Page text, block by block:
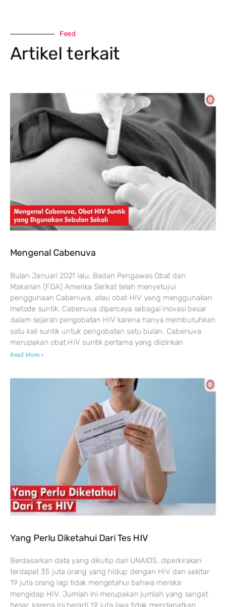
Feed
Artikel terkait
Mengenal Cabenuva
Bulan Januari 2021 lalu, Badan Pengawas Obat dan
Makanan (FDA) Amerika Serikat telah menyetujui
penggunaan Cabenuva, atau obat HIV yang menggunakan
metode suntik. Cabenuva dipercaya sebagai inovasi besar
dalam sejarah pengobatan HIV karena hanya membutuhkan
satu kali suntik untuk pengobatan satu bulan. Cabenuva
merupakan obat HIV suntik pertama yang diizinkan
Read More »
Yang Perlu Diketahui Dari Tes HIV
Berdasarkan data yang dikutip dari UNAIDS, diperkirakan
terdapat 35 juta orang yang hidup dengan HIV dan sekitar
19 juta orang lagi tidak mengetahui bahwa mereka
mengidap HIV. Jumlah ini merupakan jumlah yang sangat
besar, karena ini berarti 19 juta jiwa tidak mendapatkan